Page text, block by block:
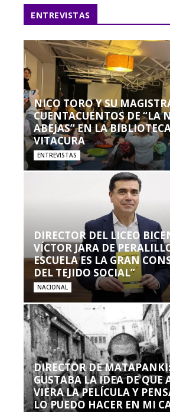
ENTREVISTAS
NICO TORO Y SU
CUENTACUENTOS DE “LA
ABEJAS” EN LA
VITACURA
ENTREVISTAS
DIRECTOR DEL LICEO
VÍCTOR JARA DE
ESCUELA ES LA GRAN
DEL TEJIDO SOCIAL”
NACIONAL
DIRECTOR DE
GUSTABA LA IDEA DE QUE
VIERA LA PELÍCULA Y
LO PUEDO HACER EN MI